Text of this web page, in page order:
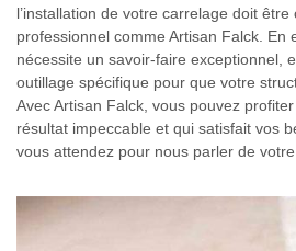
l’installation de votre carrelage doit être
professionnel comme Artisan Falck. En
nécessite un savoir-faire exceptionnel,
outillage spécifique pour que votre
Avec Artisan Falck, vous pouvez
résultat impeccable et qui satisfait vos
vous attendez pour nous parler de votre